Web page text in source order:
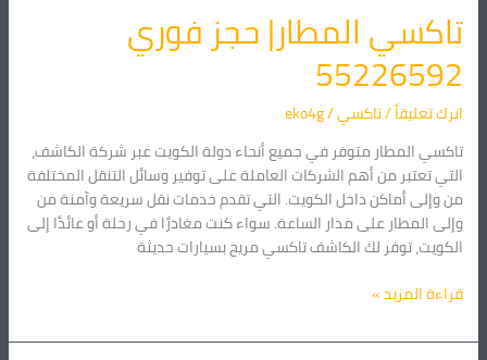
تاكسي المطار| حجز فوري
55226592
اترك تعليقاً/تاكسي/
eko4g
تاكسي المطار متوفر في جميع أنحاء دولة الكويت عبر شركة الكاشف،
التي تعتبر من أهم الشركات العاملة على توفير وسائل التنقل المختلفة
من وإلى أماكن داخل الكويت. التي تقدم خدمات نقل سريعة وآمنة من
وإلى المطار على مدار الساعة. سواء كنت مغادرًا في رحلة أو عائدًا إلى
الكويت، توفر لك الكاشف تاكسي مريح بسيارات حديثة
قراءة المزيد »